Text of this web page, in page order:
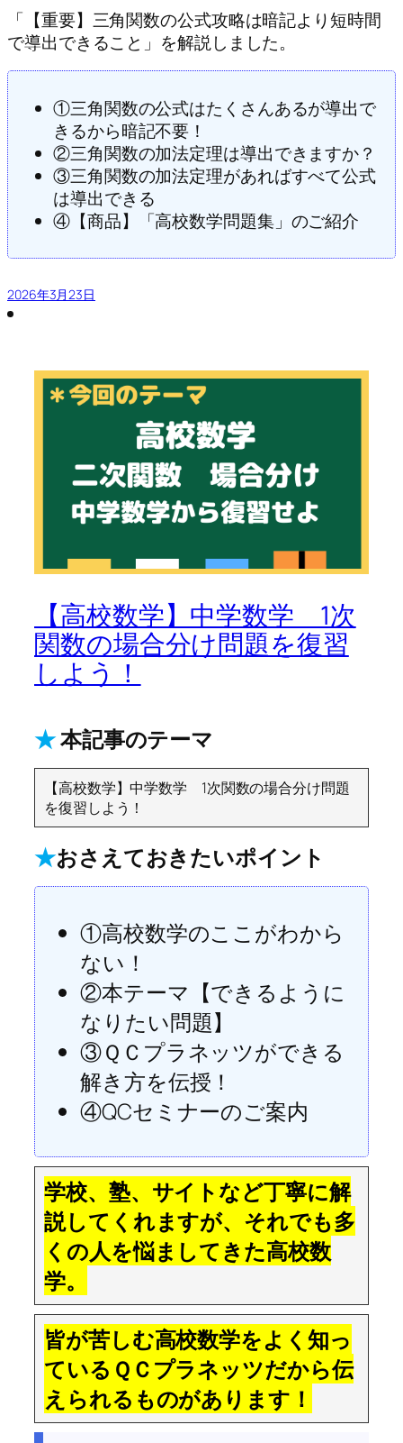
「【重要】三角関数の公式攻略は暗記より短時間
で導出できること」を解説しました。
①三角関数の公式はたくさんあるが導出で
きるから暗記不要！
②三角関数の加法定理は導出できますか？
③三角関数の加法定理があればすべて公式
は導出できる
④【商品】「高校数学問題集」のご紹介
2026年3月23日
【高校数学】中学数学 1次
関数の場合分け問題を復習
しよう！
★本記事のテーマ
【高校数学】中学数学 1次関数の場合分け問題
を復習しよう！
★おさえておきたいポイント
①高校数学のここがわから
ない！
②本テーマ【できるように
なりたい問題】
③ＱＣプラネッツができる
解き方を伝授！
④QCセミナーのご案内
学校、塾、サイトなど丁寧に解
説してくれますが、それでも多
くの人を悩ましてきた高校数
学。
皆が苦しむ高校数学をよく知っ
ているＱＣプラネッツだから伝
えられるものがあります！